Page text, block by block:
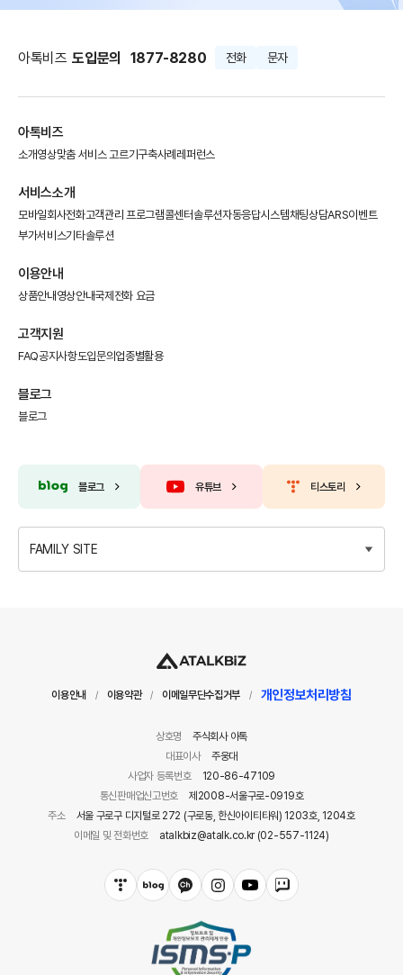
아톡비즈 도입문의 1877-8280 전화 문자
아톡비즈
소개영상맞춤 서비스 고르기구축사례 레퍼런스
서비스소개
모바일회사전화고객관리 프로그램콜센터솔루션자동응답시스템채팅상담ARS이벤트
부가서비스기타솔루션
이용안내
상품안내 영상안내국제전화 요금
고객지원
FAQ공지사항도입문의 업종별활용
블로그
블로그
블로그 유튜브 티스토리
FAMILY SITE
이용안내 / 이용약관 / 이메일무단수집거부 / 개인정보처리방침
상호명
주식회사 아톡
대표이사
주웅대
사업자 등록번호
120-86-47109
통신판매업신고번호
제2008-서울구로-0919호
주소
서울 구로구 디지털로 272 (구로동, 한신아이티타워) 1203호, 1204호
이메일 및 전화번호
atalkbiz@atalk.co.kr (02-557-1124)